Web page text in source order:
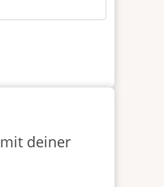
mit deiner